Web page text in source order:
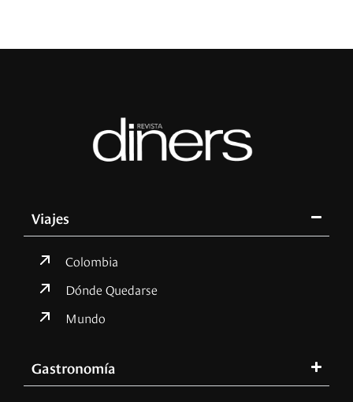
Viajes
Colombia
Dónde Quedarse
Mundo
Gastronomía